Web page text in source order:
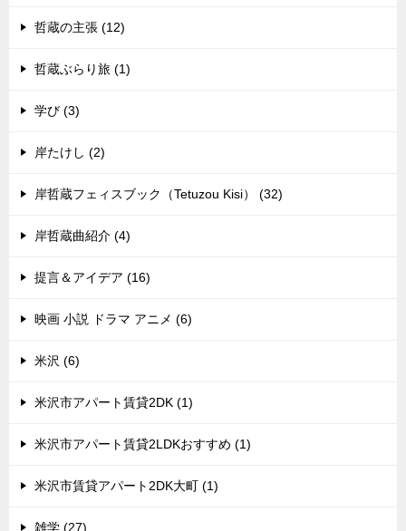
哲蔵の主張 (12)
哲蔵ぶらり旅 (1)
学び (3)
岸たけし (2)
岸哲蔵フェィスブック（Tetuzou Kisi） (32)
岸哲蔵曲紹介 (4)
提言＆アイデア (16)
映画 小説 ドラマ アニメ (6)
米沢 (6)
米沢市アパート賃貸2DK (1)
米沢市アパート賃貸2LDKおすすめ (1)
米沢市賃貸アパート2DK大町 (1)
雑学 (27)